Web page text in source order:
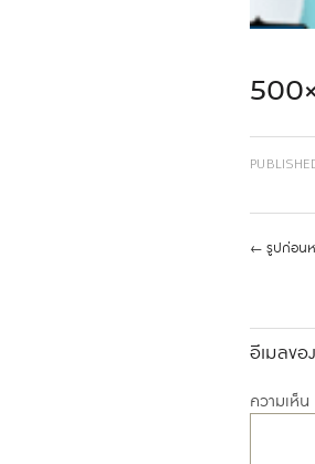
← รูปก่อน
อีเมลขอ
ความเห็น